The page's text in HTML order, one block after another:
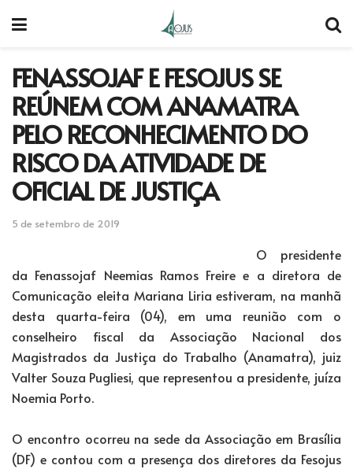
FENASSOJAF E FESOJUS SE
REÚNEM COM ANAMATRA
PELO RECONHECIMENTO DO
RISCO DA ATIVIDADE DE
OFICIAL DE JUSTIÇA
5 de setembro de 2019
O presidente
da Fenassojaf Neemias Ramos Freire e a diretora de
Comunicação eleita Mariana Liria estiveram, na manhã
desta quarta-feira (04), em uma reunião com o
conselheiro fiscal da Associação Nacional dos
Magistrados da Justiça do Trabalho (Anamatra), juiz
Valter Souza Pugliesi, que representou a presidente, juíza
Noemia Porto.
O encontro ocorreu na sede da Associação em Brasília
(DF) e contou com a presença dos diretores da Fesojus